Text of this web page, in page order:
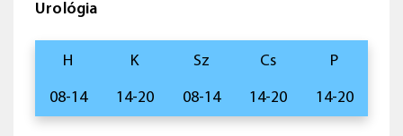
Urológia
H K Sz Cs P
08-14 14-20 08-14 14-20 14-20